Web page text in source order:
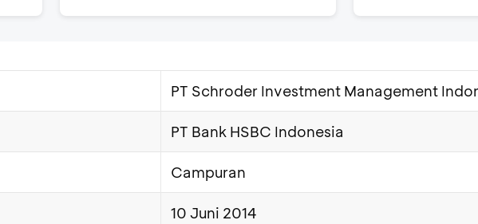
PT Schroder Investment Management
PT Bank HSBC Indonesia
Campuran
10 Juni 2014